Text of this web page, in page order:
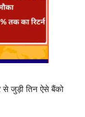
जुड़ी तिन ऐसे बैंको